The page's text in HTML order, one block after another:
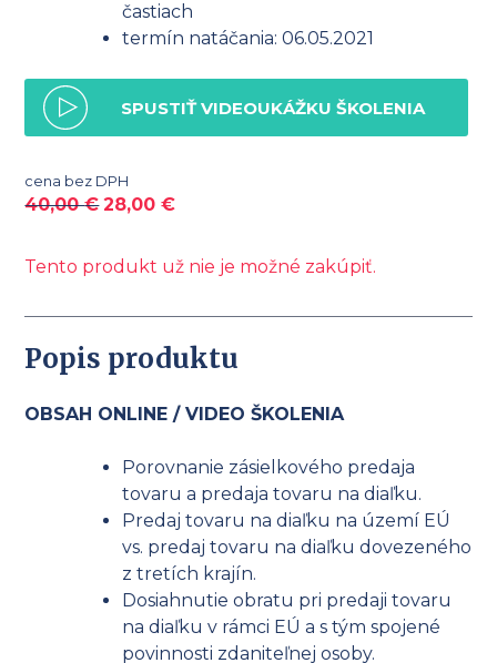
častiach
termín natáčania: 06.05.2021
SPUSTIŤ VIDEOUKÁŽKU ŠKOLENIA
cena bez DPH
40,00€ 28,00€
Tento produkt už nie je možné zakúpiť.
Popis produktu
OBSAH ONLINE / VIDEO ŠKOLENIA
Porovnanie zásielkového predaja
tovaru a predaja tovaru na diaľku.
Predaj tovaru na diaľku na území EÚ
vs. predaj tovaru na diaľku dovezeného
z tretích krajín.
Dosiahnutie obratu pri predaji tovaru
na diaľku v rámci EÚ a s tým spojené
povinnosti zdaniteľnej osoby.